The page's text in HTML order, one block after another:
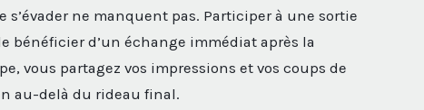
s’évader ne manquent pas. Participer à une sortie
bénéficier d’un échange immédiat après la
vous partagez vos impressions et vos coups de
au-delà du rideau final.